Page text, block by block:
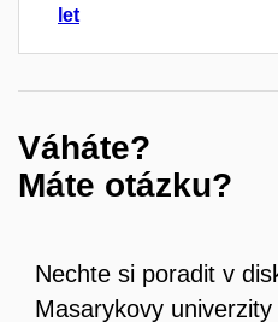
let
Váháte?
Máte otázku?
Nechte si poradit v
Masarykovy univerzity